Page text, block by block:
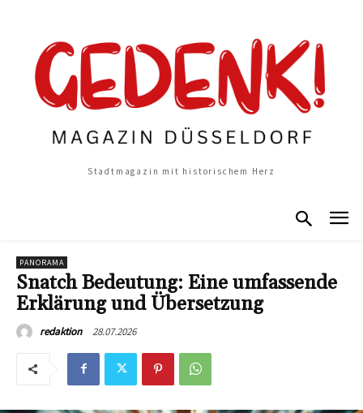
Stadtmagazin mit historischem Herz
PANORAMA
Snatch Bedeutung: Eine umfassende
Erklärung und Übersetzung
redaktion 28.07.2026